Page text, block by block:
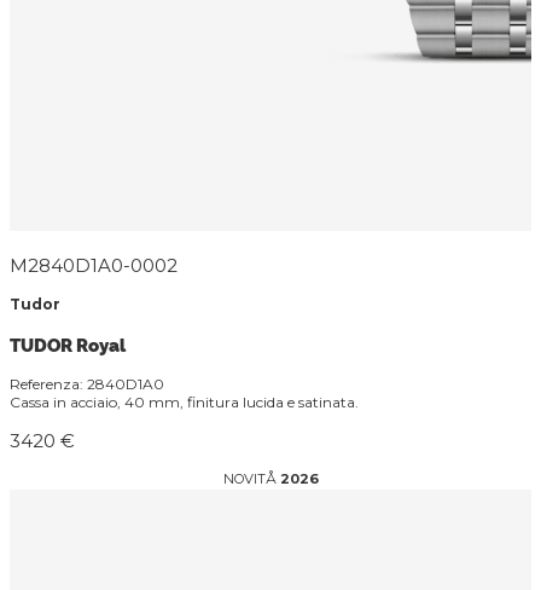
M2840D1A0-0002
Tudor
TUDOR Royal
Referenza: 2840D1A0
Cassa in acciaio, 40 mm, finitura lucida e satinata.
3420 €
NOVITÅ 2026